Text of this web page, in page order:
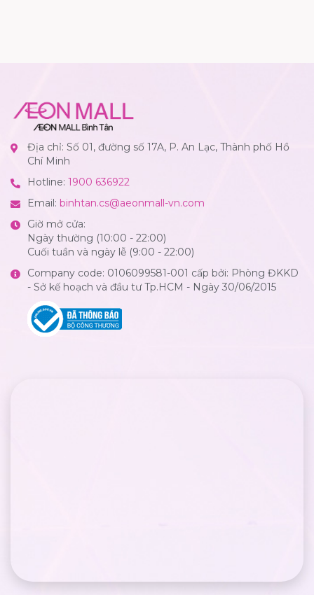
Địa chỉ: Số 01, đường số 17A, P. An Lạc, Thành phố Hồ
Chí Minh
Hotline: 1900 636922
Email: binhtan.cs@aeonmall-vn.com
Giờ mở cửa:
Ngày thường (10:00 - 22:00)
Cuối tuần và ngày lễ (9:00 - 22:00)
Company code: 0106099581-001 cấp bởi: Phòng ĐKKD
- Sở kế hoạch và đầu tư Tp.HCM - Ngày 30/06/2015